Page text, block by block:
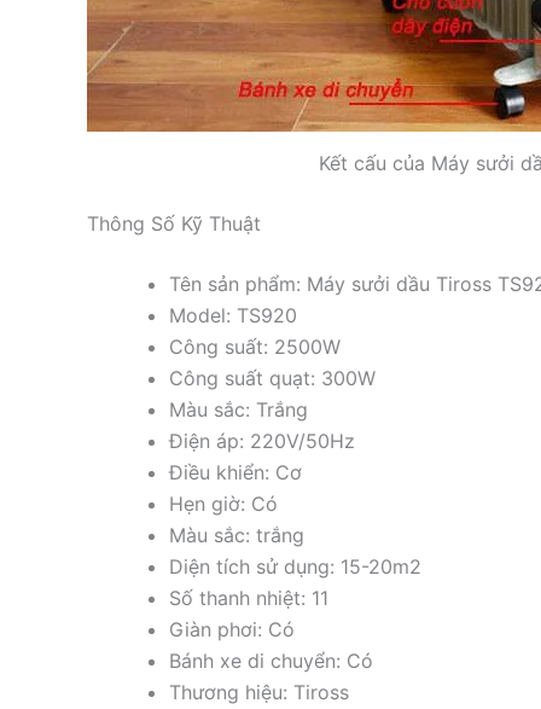
Kết cấu của Máy sưởi
Thông Số Kỹ Thuật
Tên sản phẩm: Máy sưởi dầu Tiross
Model: TS920
Công suất: 2500W
Công suất quạt: 300W
Màu sắc: Trắng
Điện áp: 220V/50Hz
Điều khiển: Cơ
Hẹn giờ: Có
Màu sắc: trắng
Diện tích sử dụng: 15-20m2
Số thanh nhiệt: 11
Giàn phơi: Có
Bánh xe di chuyển: Có
Thương hiệu: Tiross